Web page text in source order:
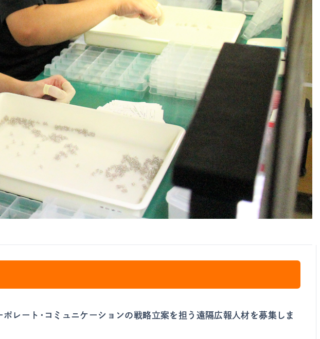
レート・コミュニケーションの戦略立案を担う遠隔広報人材を募集しま